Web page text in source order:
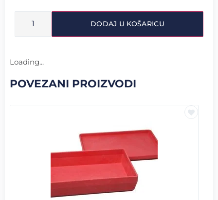
DODAJ U KOŠARICU
Loading...
POVEZANI PROIZVODI